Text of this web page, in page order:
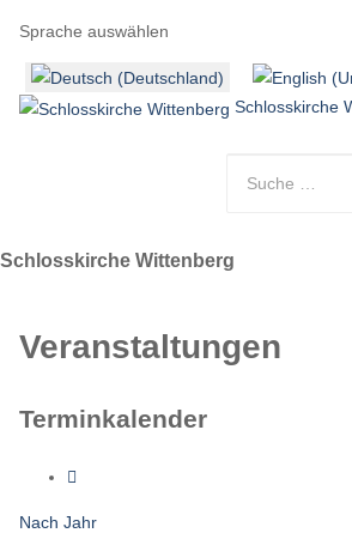
Sprache auswählen
Schlosskirche
Schlosskirche Wittenberg
Veranstaltungen
Terminkalender
Nach Jahr